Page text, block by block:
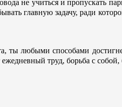
не учиться и пропускать
главную задачу, ради
ты любыми способами
труд, борьба с собой,